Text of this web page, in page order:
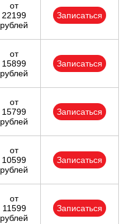
от
22199
рублей
Записаться
от
15899
рублей
Записаться
от
15799
рублей
Записаться
от
10599
рублей
Записаться
от
11599
рублей
Записаться